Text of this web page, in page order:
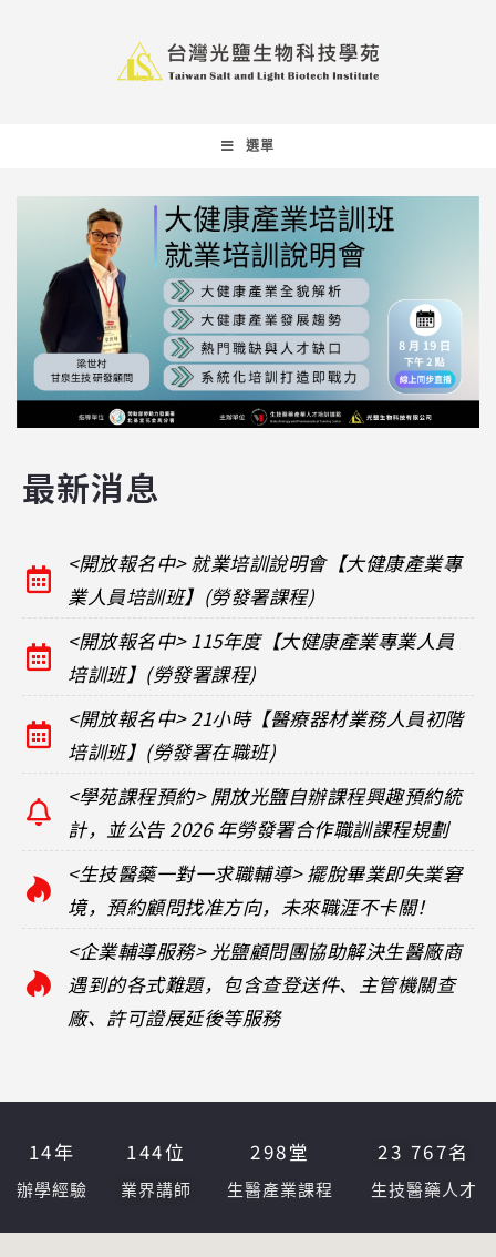
選單
最新消息
<開放報名中> 就業培訓說明會【大健康產業專
業人員培訓班】(勞發署課程)
<開放報名中> 115年度【大健康產業專業人員
培訓班】(勞發署課程)
<開放報名中> 21小時【醫療器材業務人員初階
培訓班】(勞發署在職班)
<學苑課程預約> 開放光鹽自辦課程興趣預約統
計，並公告 2026 年勞發署合作職訓課程規劃
<生技醫藥一對一求職輔導> 擺脫畢業即失業窘
境，預約顧問找准方向，未來職涯不卡關！
<企業輔導服務> 光鹽顧問團協助解決生醫廠商
遇到的各式難題，包含查登送件、主管機關查
廠、許可證展延後等服務
辦學經驗
14年
業界講師
144位
生醫產業課程
298堂
生技醫藥人才
23 767名